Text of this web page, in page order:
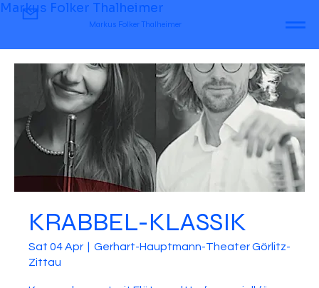
Markus Folker Thalheimer
Markus Folker Thalheimer
KRABBEL-KLASSIK
Sat 04 Apr
Gerhart-Hauptmann-Theater Görlitz-
Zittau